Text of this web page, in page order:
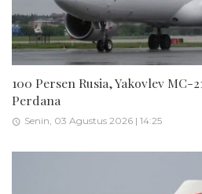
100 Persen Rusia, Yakovlev MC-
Perdana
Senin, 03 Agustus 2026 | 14:25